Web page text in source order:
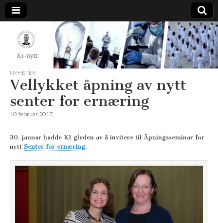
K1-
Nytt
NYHETER
Vellykket åpning av nytt
senter for ernæring
10. februar 2017
30. januar hadde K1 gleden av å invitere til Åpningsseminar for
nytt Senter for ernæring.